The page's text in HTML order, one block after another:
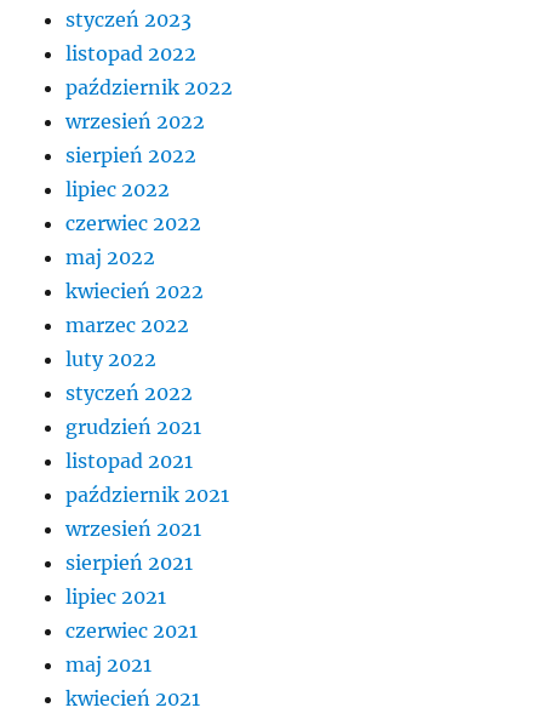
styczeń 2023
listopad 2022
październik 2022
wrzesień 2022
sierpień 2022
lipiec 2022
czerwiec 2022
maj 2022
kwiecień 2022
marzec 2022
luty 2022
styczeń 2022
grudzień 2021
listopad 2021
październik 2021
wrzesień 2021
sierpień 2021
lipiec 2021
czerwiec 2021
maj 2021
kwiecień 2021